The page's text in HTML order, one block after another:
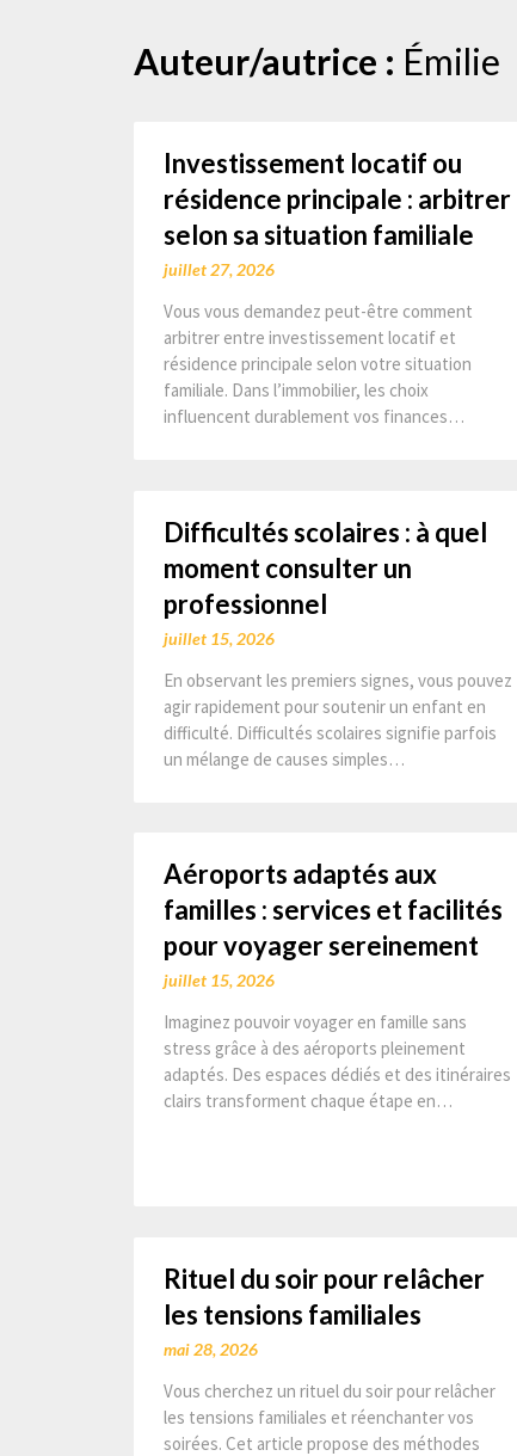
Auteur/autrice : Émilie
Investissement locatif ou
résidence principale : arbitrer
selon sa situation familiale
juillet 27, 2026
Vous vous demandez peut-être comment
arbitrer entre investissement locatif et
résidence principale selon votre situation
familiale. Dans l’immobilier, les choix
influencent durablement vos finances…
Difficultés scolaires : à quel
moment consulter un
professionnel
juillet 15, 2026
En observant les premiers signes, vous pouvez
agir rapidement pour soutenir un enfant en
difficulté. Difficultés scolaires signifie parfois
un mélange de causes simples…
Aéroports adaptés aux
familles : services et facilités
pour voyager sereinement
juillet 15, 2026
Imaginez pouvoir voyager en famille sans
stress grâce à des aéroports pleinement
adaptés. Des espaces dédiés et des itinéraires
clairs transforment chaque étape en…
Rituel du soir pour relâcher
les tensions familiales
mai 28, 2026
Vous cherchez un rituel du soir pour relâcher
les tensions familiales et réenchanter vos
soirées. Cet article propose des méthodes